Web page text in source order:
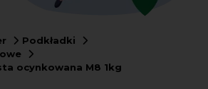
Podkładki
ocynkowana M8 1kg